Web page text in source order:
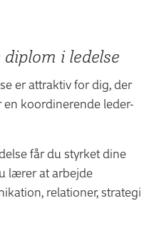
i ledelse
er attraktiv for dig, der
koordinerende leder-
får du styrket dine
lærer at arbejde
relationer, strategi